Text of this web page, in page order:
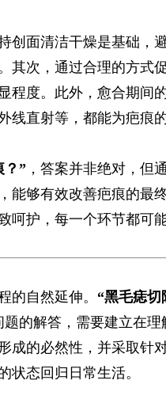
创面清洁干燥是基础，
其次，通过合理的方式促
程度。此外，愈合期间
线直射等，都能为疤痕
？”​ ​，答案并非绝对，但通
能够有效改善疤痕的最
呵护，每一个环节都可
的自然延伸。​ ​“黑毛痣切
题的解答，需要建立在理
成的必然性，并采取针
状态回归日常生活。